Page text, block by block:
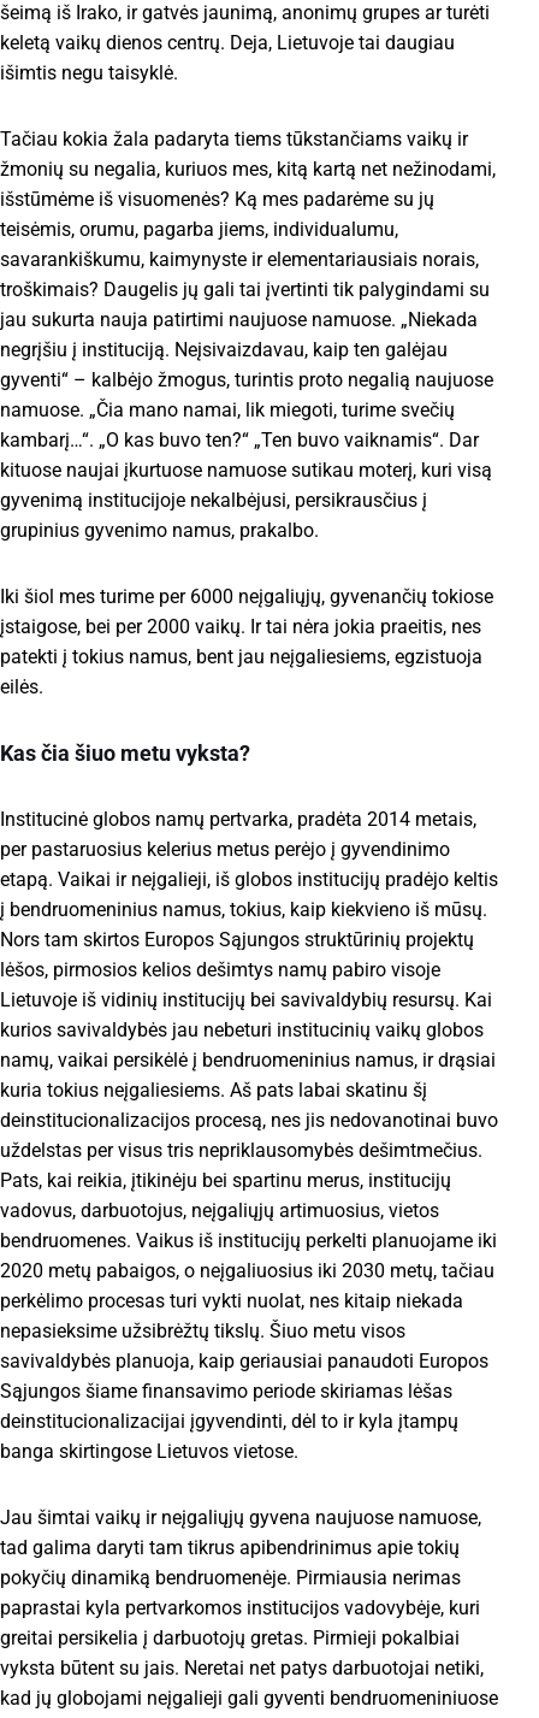
šeimą iš Irako, ir gatvės jaunimą, anonimų grupes ar turėti
keletą vaikų dienos centrų. Deja, Lietuvoje tai daugiau
išimtis negu taisyklė.
Tačiau kokia žala padaryta tiems tūkstančiams vaikų ir
žmonių su negalia, kuriuos mes, kitą kartą net nežinodami,
išstūmėme iš visuomenės? Ką mes padarėme su jų
teisėmis, orumu, pagarba jiems, individualumu,
savarankiškumu, kaimynyste ir elementariausiais norais,
troškimais? Daugelis jų gali tai įvertinti tik palygindami su
jau sukurta nauja patirtimi naujuose namuose. „Niekada
negrįšiu į instituciją. Neįsivaizdavau, kaip ten galėjau
gyventi“ – kalbėjo žmogus, turintis proto negalią naujuose
namuose. „Čia mano namai, lik miegoti, turime svečių
kambarį…“. „O kas buvo ten?“ „Ten buvo vaiknamis“. Dar
kituose naujai įkurtuose namuose sutikau moterį, kuri visą
gyvenimą institucijoje nekalbėjusi, persikrausčius į
grupinius gyvenimo namus, prakalbo.
Iki šiol mes turime per 6000 neįgaliųjų, gyvenančių tokiose
įstaigose, bei per 2000 vaikų. Ir tai nėra jokia praeitis, nes
patekti į tokius namus, bent jau neįgaliesiems, egzistuoja
eilės.
Kas čia šiuo metu vyksta?
Institucinė globos namų pertvarka, pradėta 2014 metais,
per pastaruosius kelerius metus perėjo į gyvendinimo
etapą. Vaikai ir neįgalieji, iš globos institucijų pradėjo keltis
į bendruomeninius namus, tokius, kaip kiekvieno iš mūsų.
Nors tam skirtos Europos Sąjungos struktūrinių projektų
lėšos, pirmosios kelios dešimtys namų pabiro visoje
Lietuvoje iš vidinių institucijų bei savivaldybių resursų. Kai
kurios savivaldybės jau nebeturi institucinių vaikų globos
namų, vaikai persikėlė į bendruomeninius namus, ir drąsiai
kuria tokius neįgaliesiems. Aš pats labai skatinu šį
deinstitucionalizacijos procesą, nes jis nedovanotinai buvo
uždelstas per visus tris nepriklausomybės dešimtmečius.
Pats, kai reikia, įtikinėju bei spartinu merus, institucijų
vadovus, darbuotojus, neįgaliųjų artimuosius, vietos
bendruomenes. Vaikus iš institucijų perkelti planuojame iki
2020 metų pabaigos, o neįgaliuosius iki 2030 metų, tačiau
perkėlimo procesas turi vykti nuolat, nes kitaip niekada
nepasieksime užsibrėžtų tikslų. Šiuo metu visos
savivaldybės planuoja, kaip geriausiai panaudoti Europos
Sąjungos šiame finansavimo periode skiriamas lėšas
deinstitucionalizacijai įgyvendinti, dėl to ir kyla įtampų
banga skirtingose Lietuvos vietose.
Jau šimtai vaikų ir neįgaliųjų gyvena naujuose namuose,
tad galima daryti tam tikrus apibendrinimus apie tokių
pokyčių dinamiką bendruomenėje. Pirmiausia nerimas
paprastai kyla pertvarkomos institucijos vadovybėje, kuri
greitai persikelia į darbuotojų gretas. Pirmieji pokalbiai
vyksta būtent su jais. Neretai net patys darbuotojai netiki,
kad jų globojami neįgalieji gali gyventi bendruomeniniuose